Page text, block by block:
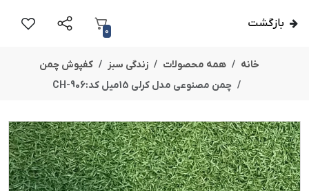
بازگشت
0
خانه همه محصولات زندگی سبز
کفپوش چمن
چمن مصنوعی مدل کرلی 15میل کد:CH-906